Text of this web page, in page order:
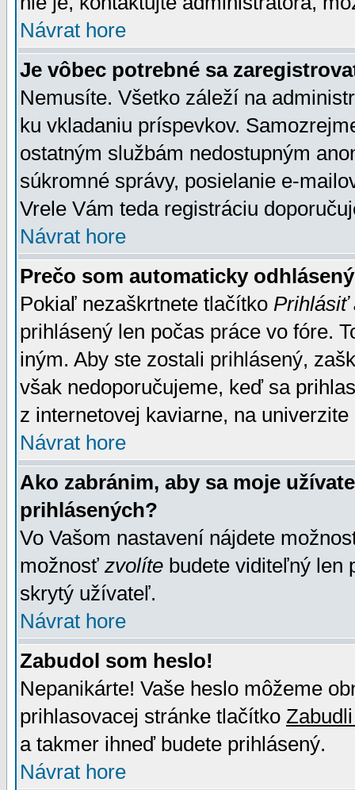
Návrat hore
Je vôbec potrebné sa
Nemusíte. Všetko záleží na
ku vkladaniu príspevkov.
ostatným službám nedostupným
súkromné správy, posielanie e-
Vrele Vám teda registráciu
Návrat hore
Prečo som automaticky
Pokiaľ nezaškrtnete tlačítko Prihlásiť
prihlásený len počas práce vo fóre.
iným. Aby ste zostali prihlásený,
však nedoporučujeme, keď sa
z internetovej kaviarne, na univerzite
Návrat hore
Ako zabránim, aby sa moje
prihlásených?
Vo Vašom nastavení nájdete
možnosť zvolíte budete viditeľný len
skrytý užívateľ.
Návrat hore
Zabudol som heslo!
Nepanikárte! Vaše heslo môžeme
prihlasovacej stránke tlačítko
a takmer ihneď budete prihlásený.
Návrat hore